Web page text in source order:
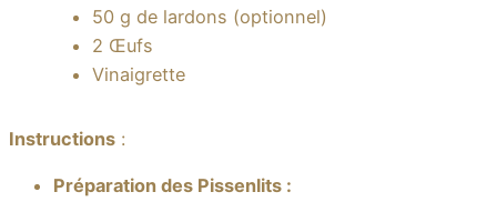
50 g de lardons (optionnel)
2 Œufs
Vinaigrette
Instructions :
Préparation des Pissenlits :